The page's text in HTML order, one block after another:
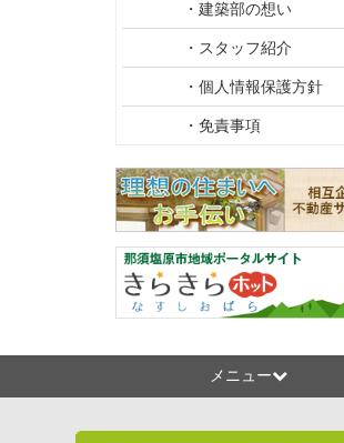
・建築部の想い
・スタッフ紹介
・個人情報保護方針
・免責事項
メニュー